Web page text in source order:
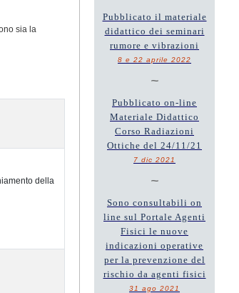
sia la
della
Pubblicato il materiale
didattico dei seminari
rumore e vibrazioni
8 e 22 aprile 2022
~
Pubblicato on-line
Materiale Didattico
Corso Radiazioni
Ottiche del 24/11/21
7 dic 2021
~
Sono consultabili on
line sul Portale Agenti
Fisici le nuove
indicazioni operative
per la prevenzione del
rischio da agenti fisici
31 ago 2021